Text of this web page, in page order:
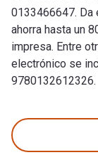
0133466647. Da
ahorra hasta un
impresa. Entre
electrónico se
9780132612326.